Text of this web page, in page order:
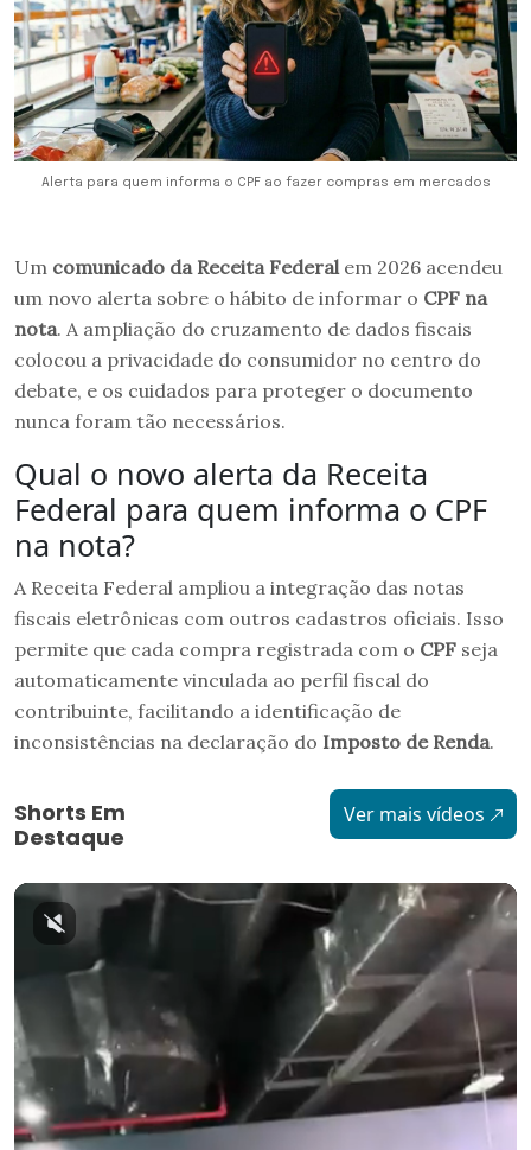
Alerta para quem informa o CPF ao fazer compras em mercados
Um comunicado da Receita Federal em 2026 acendeu
um novo alerta sobre o hábito de informar o CPF na
nota. A ampliação do cruzamento de dados fiscais
colocou a privacidade do consumidor no centro do
debate, e os cuidados para proteger o documento
nunca foram tão necessários.
Qual o novo alerta da Receita
Federal para quem informa o CPF
na nota?
A Receita Federal ampliou a integração das notas
fiscais eletrônicas com outros cadastros oficiais. Isso
permite que cada compra registrada com o CPF seja
automaticamente vinculada ao perfil fiscal do
contribuinte, facilitando a identificação de
inconsistências na declaração do Imposto de Renda.
Shorts Em
Destaque
Ver mais vídeos